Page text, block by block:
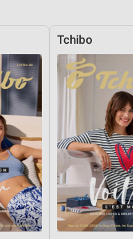
Tchibo
Standortdaten
aktiv angeforderten